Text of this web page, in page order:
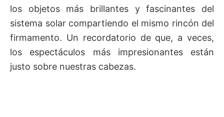
los objetos más brillantes y fascinantes del
sistema solar compartiendo el mismo rincón del
firmamento. Un recordatorio de que, a veces,
los espectáculos más impresionantes están
justo sobre nuestras cabezas.